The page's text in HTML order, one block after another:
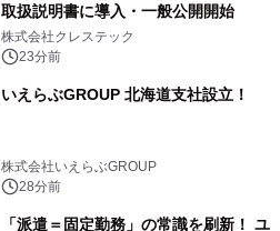
取扱説明書に導入・一般公開開始
株式会社クレステック
23分前
いえらぶGROUP 北海道支社設立！
株式会社いえらぶGROUP
28分前
「派遣＝固定勤務」の常識を刷新！ ユ